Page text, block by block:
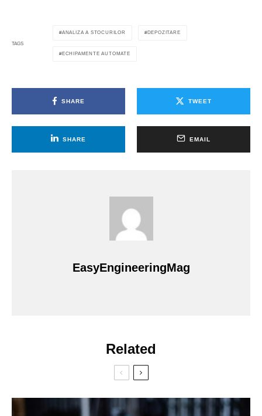
TAGS
ANALIZA A STOCURILOR DEPOZITARE
ECHIPAMENTE AUTOMATE
SHARE TWEET
SHARE EMAIL
EasyEngineeringMag
Related